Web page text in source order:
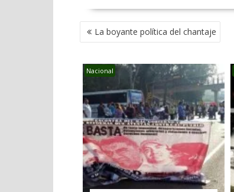
NAVEGACIÓN
DE La boyante política del chantaje
Nacional